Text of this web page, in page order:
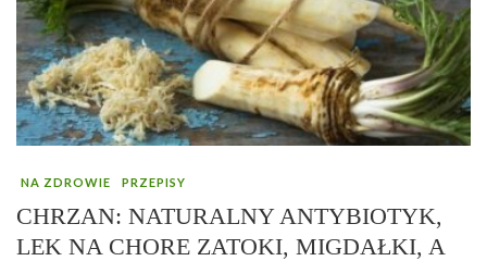
NA ZDROWIE PRZEPISY
CHRZAN: NATURALNY ANTYBIOTYK,
LEK NA CHORE ZATOKI, MIGDAŁKI, A